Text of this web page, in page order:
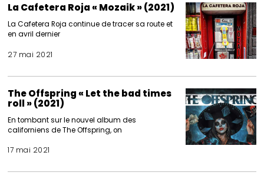
La Cafetera Roja « Mozaik » (2021)
La Cafetera Roja continue de tracer sa route et
en avril dernier
27 mai 2021
The Offspring « Let the bad times
roll » (2021)
En tombant sur le nouvel album des
californiens de The Offspring, on
17 mai 2021